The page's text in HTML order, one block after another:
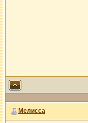
Мелисса